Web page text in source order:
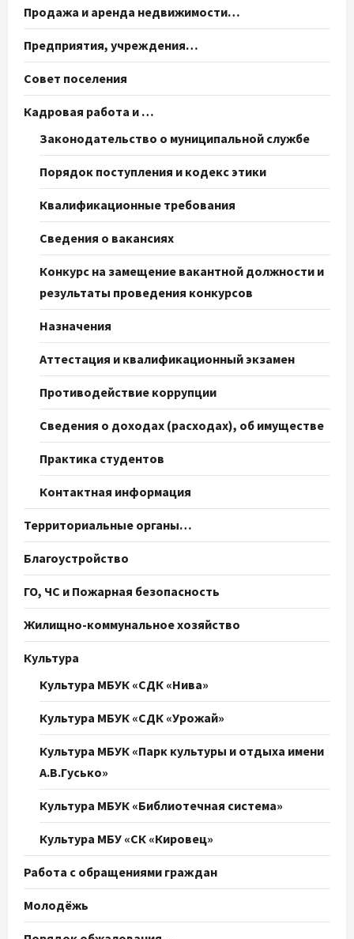
Продажа и аренда недвижимости…
Предприятия, учреждения…
Совет поселения
Кадровая работа и …
Законодательство о муниципальной службе
Порядок поступления и кодекс этики
Квалификационные требования
Сведения о вакансиях
Конкурс на замещение вакантной должности и
результаты проведения конкурсов
Назначения
Аттестация и квалификационный экзамен
Противодействие коррупции
Сведения о доходах (расходах), об имуществе
Практика студентов
Контактная информация
Территориальные органы…
Благоустройство
ГО, ЧС и Пожарная безопасность
Жилищно-коммунальное хозяйство
Культура
Культура МБУК «СДК «Нива»
Культура МБУК «СДК «Урожай»
Культура МБУК «Парк культуры и отдыха имени
А.В.Гусько»
Культура МБУК «Библиотечная система»
Культура МБУ «СК «Кировец»
Работа с обращениями граждан
Молодёжь